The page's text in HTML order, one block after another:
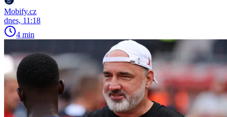
Mobify.cz
dnes, 11:18
4 min